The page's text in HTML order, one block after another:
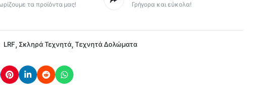
τα προϊόντα μας! Γρήγορα και εύκολα!
LRF, Σκληρά Τεχνητά, Τεχνητά Δολώματα